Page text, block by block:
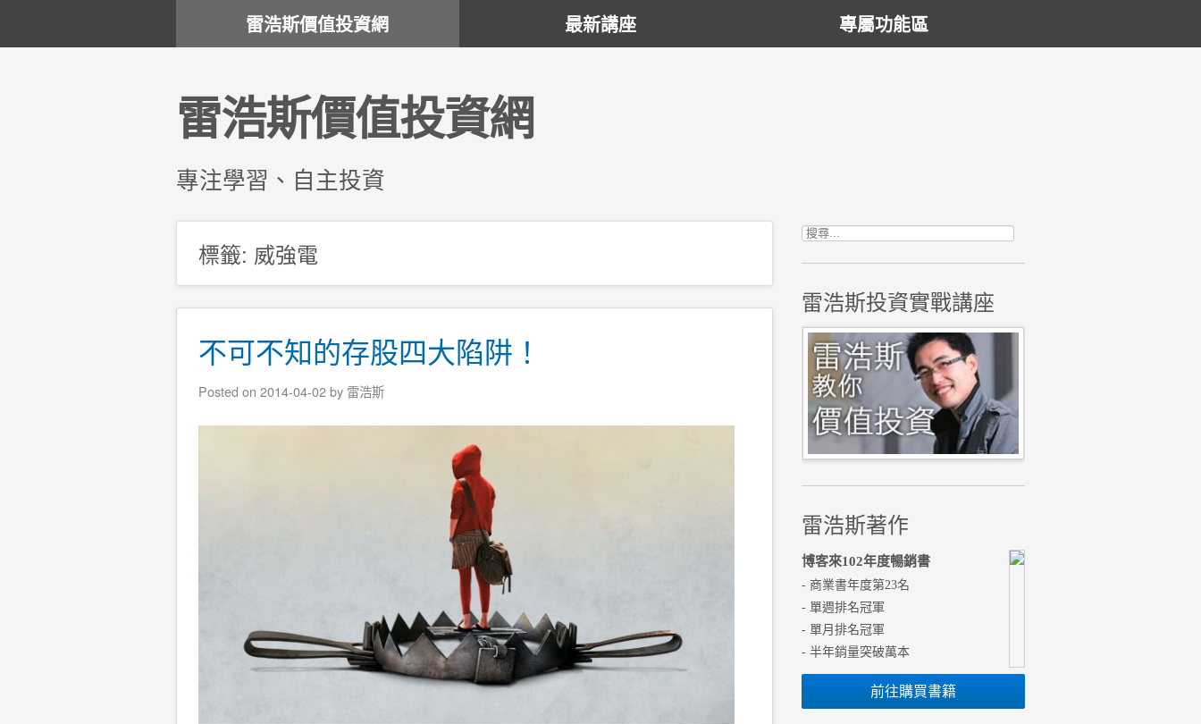
雷浩斯價值投資網 最新講座 專屬功能區
雷浩斯價值投資網
專注學習、自主投資
標籤: 威強電
不可不知的存股四大陷阱！
Posted on 2014-04-02by 雷浩斯
搜尋關鍵字:
雷浩斯投資實戰講座
雷浩斯著作
博客來102年度暢銷書
- 商業書年度第23名
- 單週排名冠軍
- 單月排名冠軍
- 半年銷量突破萬本
前往購買書籍